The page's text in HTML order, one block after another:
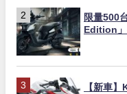
限量500
Edition
【新車